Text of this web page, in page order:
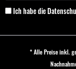
Ich habe die
* Alle Preise inkl.